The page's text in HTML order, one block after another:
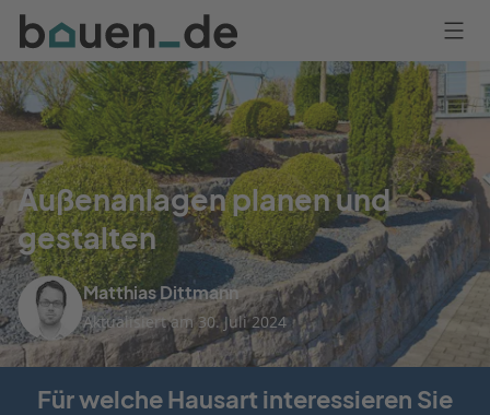
Bauen
Logo
Anmelden
Außenanlagen planen und
gestalten
Matthias Dittmann
Aktualisiert am 30. Juli 2024
Für welche Hausart interessieren Sie